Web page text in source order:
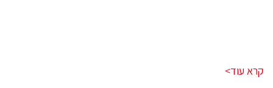
קרא עוד>